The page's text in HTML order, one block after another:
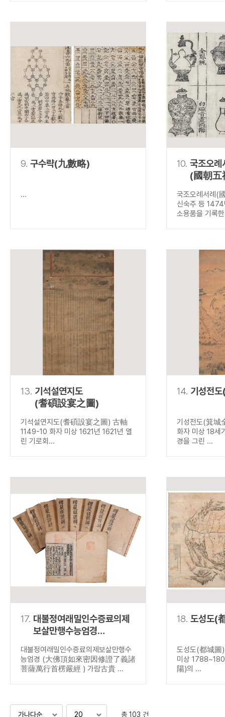
9. 구수략(九數略)
...
10. 국조오례
(國朝五
국조오례서례(
신숙주 등
소용품을 기록
13. 기석설연지도
(耆碩設宴之圖)
기석설연지도(耆碩設宴之圖) 古軸
1149-10 화자 미상 1621년 1621년 열
린 기로회...
14. 기성전
기성전도(箕
화자 미상 18세
경을 그린 ...
17. 대불정여래밀인수증료의제
보살만행수능엄경
義諸菩薩萬行首楞嚴經 )
대불정여래밀인수증료의제보살만행수
능엄경 (大佛頂如來密因修證了義諸
菩薩萬行首楞嚴經 ) 가람古貴 ...
18. 도성도(
도성도(都城
미상
陽)의 ...
총 103 건